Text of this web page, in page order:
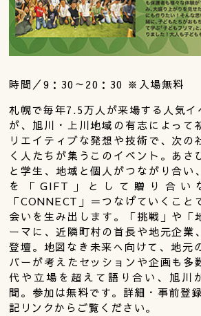
時間／9：30～20：30 ※入場無料
札幌で毎年7.5万人が来場する人気イ
が、旭川・上川地域の有志によって
リエイティブな発想や技術で、次の
く人たちが集うこのイベント。あさ
と学生、地域と個人がつながり合い
を「GIFT」として贈り合い
「CONNECT」＝つなげていくこと
会いを生み出します。「挑戦」や「
ーマに、近隣町村の首長や地元企業
登壇。地図なき未来へ向けて、地元
バーが考えたセッションや企画も多
代や立場を超えて語り合い、旭川
間。参加は無料です。詳細・事前登
記リンクからご覧ください。